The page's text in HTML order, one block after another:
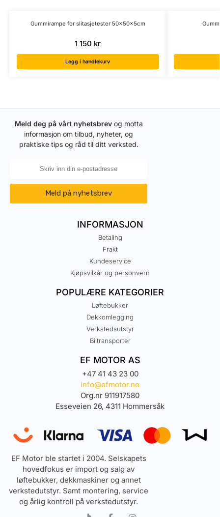
Gummirampe for slitasjetester 50x50x5cm
1 150 kr
Legg i handlekurv
Meld deg på vårt nyhetsbrevog motta
informasjon om tilbud, nyheter, og
praktiske tips og råd til ditt verksted.
Meld på nyhetsbrev
INFORMASJON
Betaling
Frakt
Kundeservice
Kjøpsvilkår og personvern
POPULÆRE KATEGORIER
Løftebukker
Dekkomlegging
Verkstedsutstyr
Biltransporter
EF MOTOR AS
+47 41 43 23 00
info@efmotor.no
Org.nr 911917580
Esseveien 26, 4311 Hommersåk
EF Motor ble startet i 2004. Selskapets
hovedfokus er import og salg av
løftebukker, dekkmaskiner og annet
verkstedutstyr. Samt montering, service
og årlig kontroll på verkstedutstyr.